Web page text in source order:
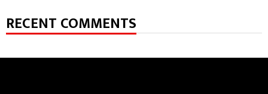
RECENT COMMENTS